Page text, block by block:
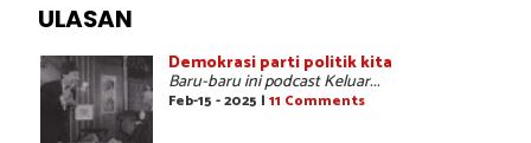
ULASAN
Demokrasi parti politik kita
Baru-baru ini podcast Keluar...
Feb-15 - 2025 | 11 Comments